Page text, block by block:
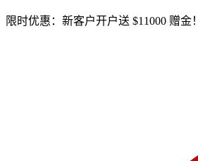
限时优惠：新客户开户送 $11000 赠金！